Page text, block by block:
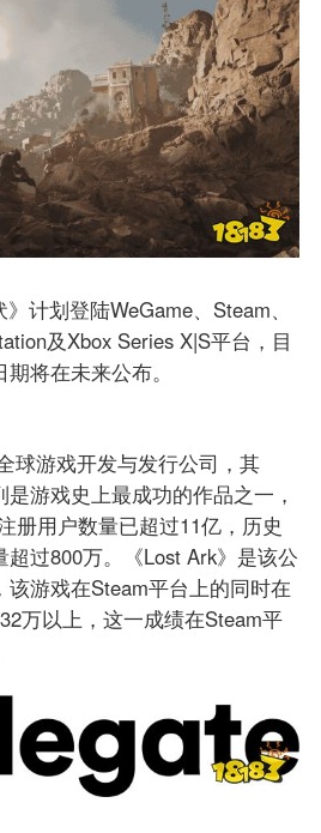
》计划登陆WeGame、Steam、
及Xbox Series X|S平台，目
将在未来公布。
球游戏开发与发行公司，其
是游戏史上最成功的作品之一，
册用户数量已超过11亿，历史
过800万。《Lost Ark》是该公
游戏在Steam平台上的同时在
万以上，这一成绩在Steam平